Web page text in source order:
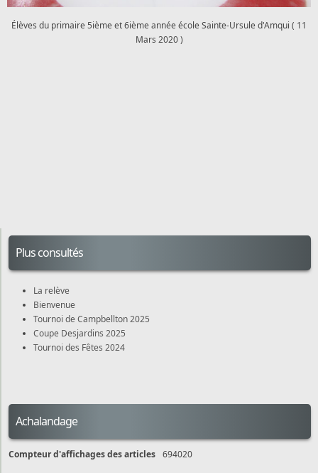
Élèves du primaire 5ième et 6ième année école Sainte-Ursule d'Amqui ( 11
Mars 2020 )
Plus consultés
La relève
Bienvenue
Tournoi de Campbellton 2025
Coupe Desjardins 2025
Tournoi des Fêtes 2024
Achalandage
Compteur d'affichages des articles 694020